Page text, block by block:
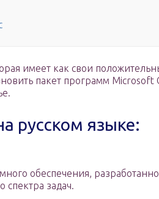
имеет как свои
пакет программ Microsoft
русском языке:
обеспечения,
задач.